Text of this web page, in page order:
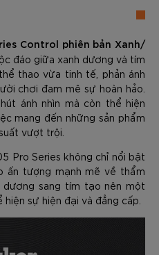
Control phiên bản Xanh/
đáo giữa xanh dương và tím
thao vừa tinh tế, phản ánh
chơi đam mê sự hoàn hảo.
ánh nhìn mà còn thể hiện
mang đến những sản phẩm
vượt trội.
Pro Series không chỉ nổi bật
tượng mạnh mẽ về thẩm
dương sang tím tạo nên một
sự hiện đại và đẳng cấp.